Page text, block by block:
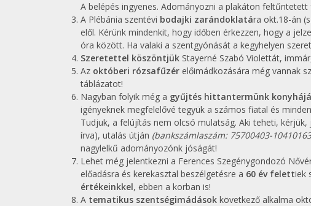
A belépés ingyenes. Adományozni a plakáton
A Plébánia szentévi bodajki zarándoklatára okt.18-án
elől. Kérünk mindenkit, hogy időben érkezzen, hogy a
óra között. Ha valaki a szentgyónását a kegyhelyen
Szeretettel köszöntjük Stayerné Szabó Violettát,
Az októberi rózsafűzér előimádkozására még vannak
táblázatot!
Nagyban folyik még a gyűjtés hittantermünk
igényeknek megfelelővé tegyük a számos fiatal és
Tudjuk, a felújítás nem olcsó mulatság. Aki teheti,
írva), utalás útján (bankszámlaszám: 75700403-
nagylelkű adományozónk jóságát!
Lehet még jelentkezni a Ferences Szegénygondozó
előadásra és kerekasztal beszélgetésre a 60 év felettiek
értékeinkkel, ebben a korban is!
A tematikus szentségimádások következő alkalma